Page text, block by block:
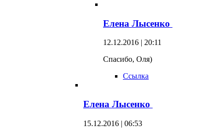
Елена Лысенко
12.12.2016 | 20:11
Спасибо, Оля)
Ссылка
Елена Лысенко
15.12.2016 | 06:53